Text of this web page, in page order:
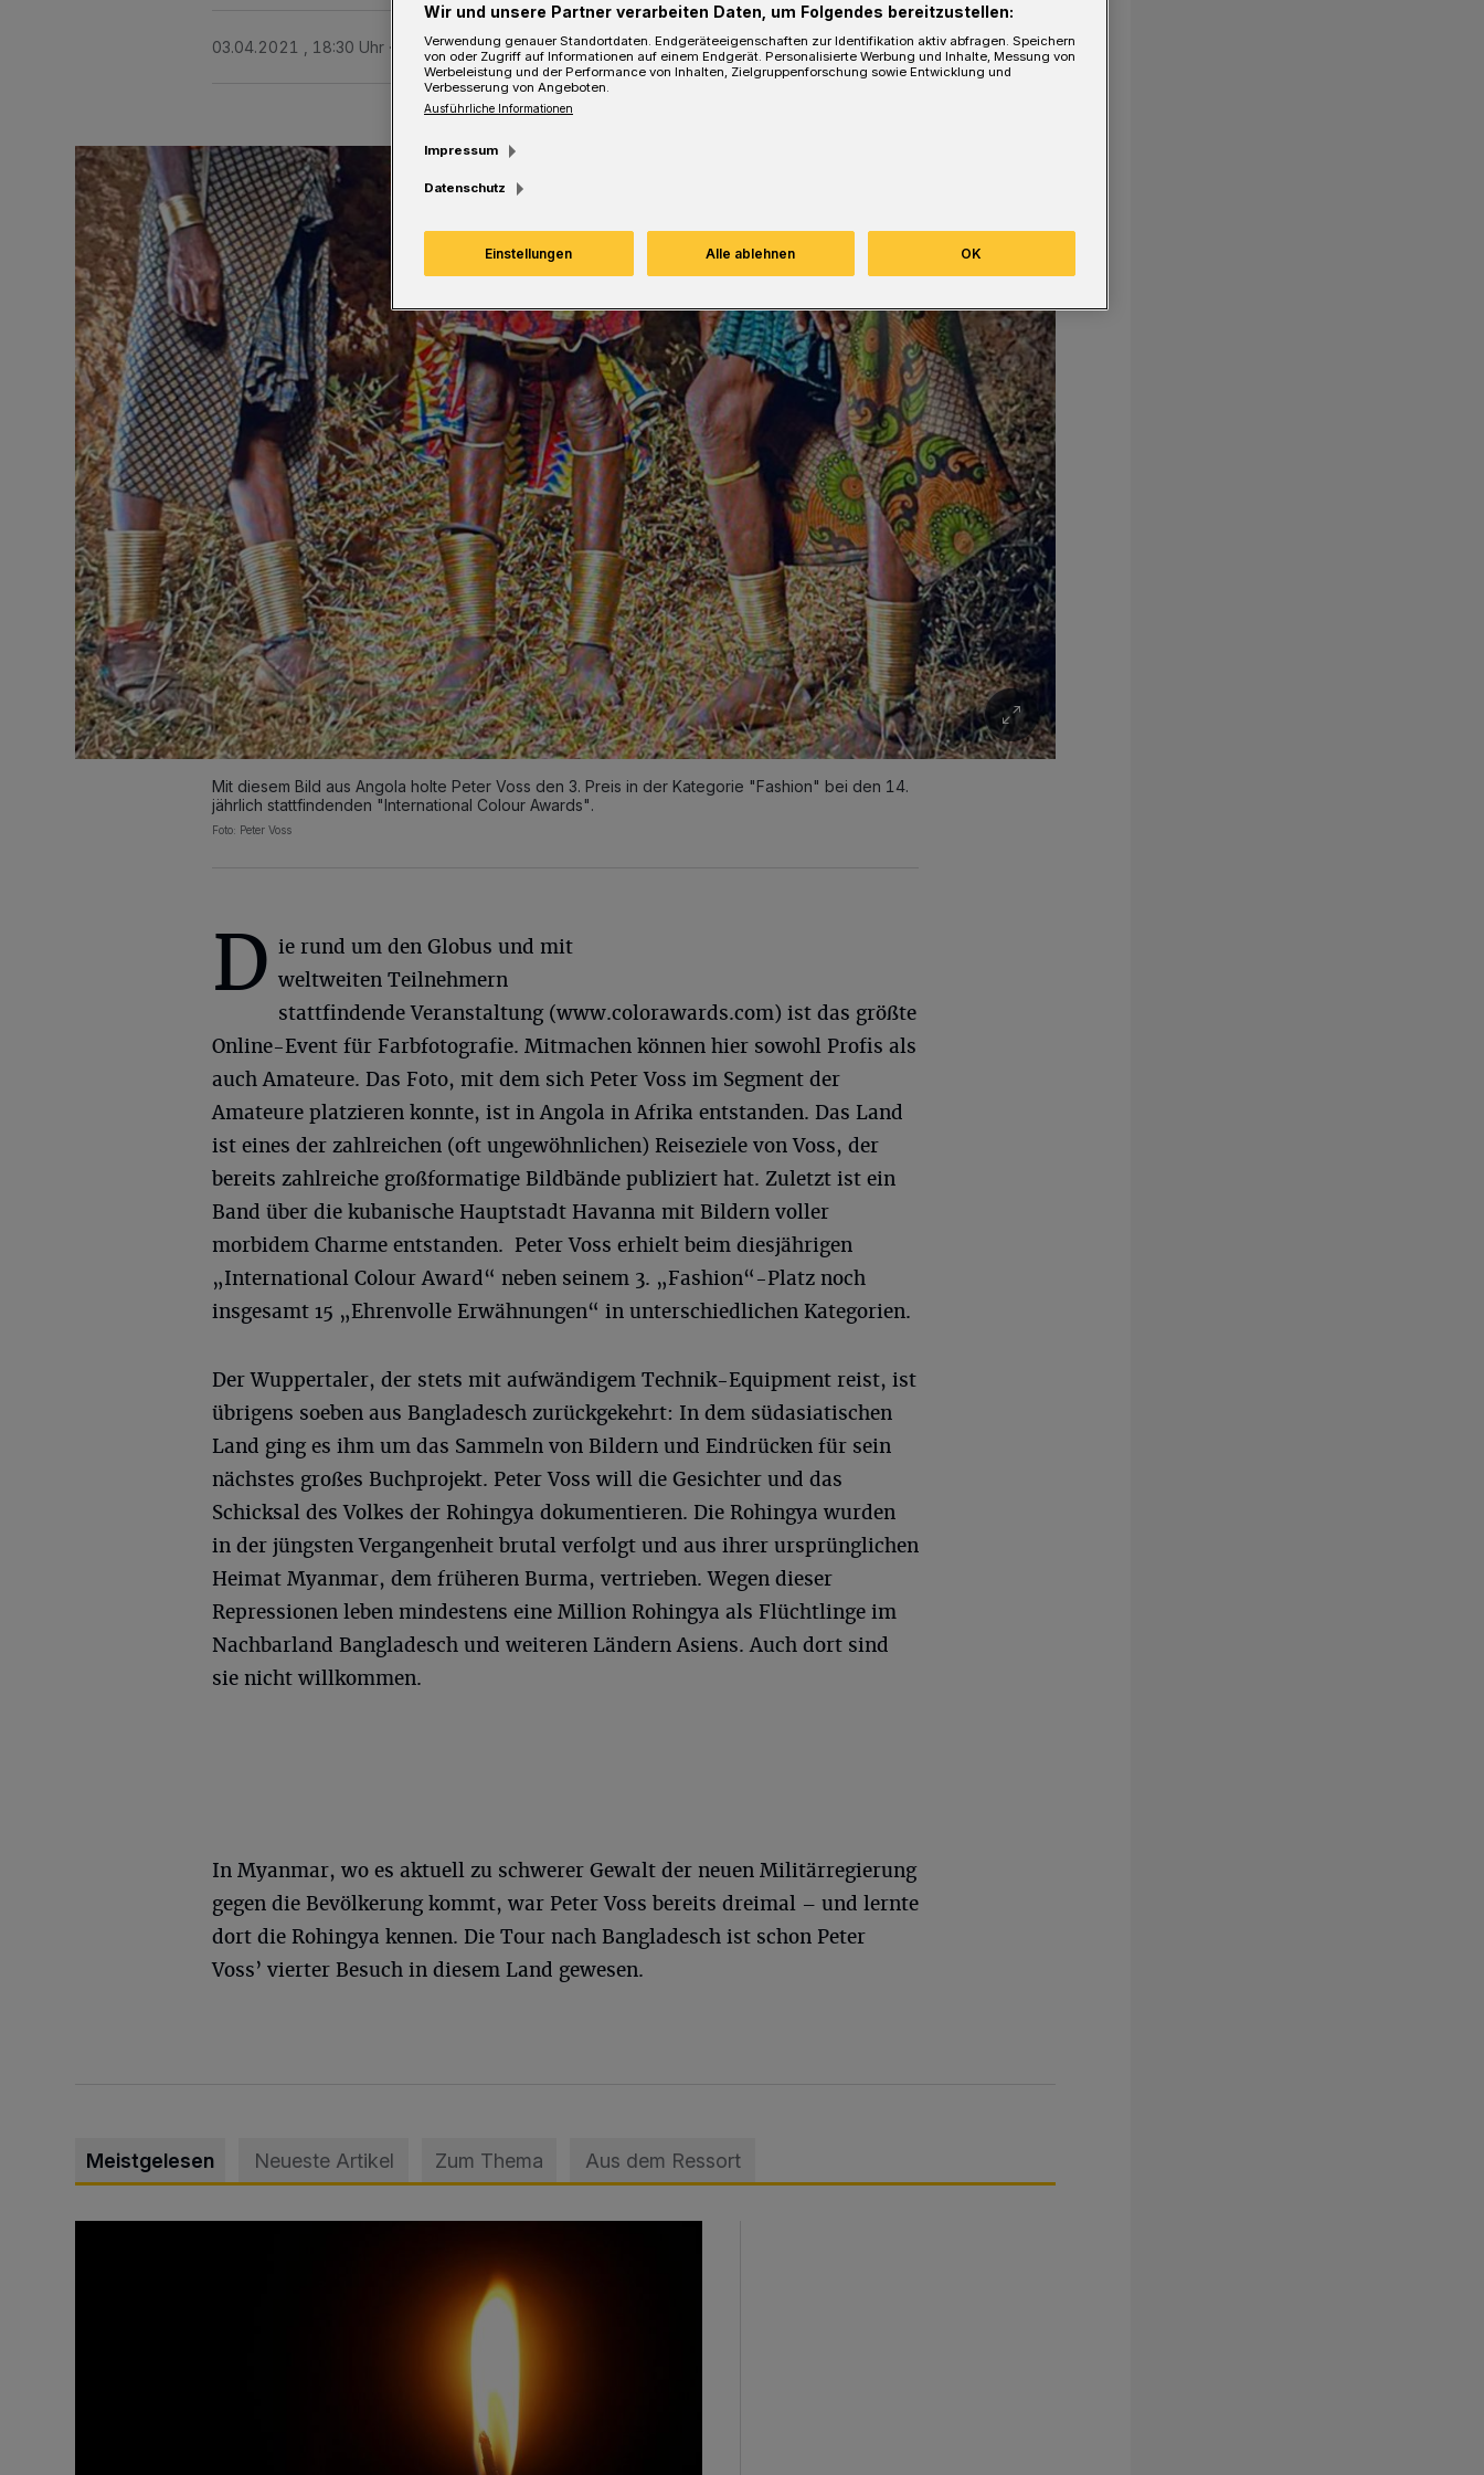
03.04.2021 , 18:30 Uhr Eine Minute Lesezeit
Mit diesem Bild aus Angola holte Peter Voss den 3. Preis in der Kategorie "Fashion" bei den 14.
jährlich stattfindenden "International Colour Awards".
Foto: Peter Voss
D ie rund um den Globus und mit
weltweiten Teilnehmern
stattfindende Veranstaltung (www.colorawards.com) ist das größte
Online-Event für Farbfotografie. Mitmachen können hier sowohl Profis als
auch Amateure. Das Foto, mit dem sich Peter Voss im Segment der
Amateure platzieren konnte, ist in Angola in Afrika entstanden. Das Land
ist eines der zahlreichen (oft ungewöhnlichen) Reiseziele von Voss, der
bereits zahlreiche großformatige Bildbände publiziert hat. Zuletzt ist ein
Band über die kubanische Hauptstadt Havanna mit Bildern voller
morbidem Charme entstanden. Peter Voss erhielt beim diesjährigen
„International Colour Award“ neben seinem 3. „Fashion“-Platz noch
insgesamt 15 „Ehrenvolle Erwähnungen“ in unterschiedlichen Kategorien.
Der Wuppertaler, der stets mit aufwändigem Technik-Equipment reist, ist
übrigens soeben aus Bangladesch zurückgekehrt: In dem südasiatischen
Land ging es ihm um das Sammeln von Bildern und Eindrücken für sein
nächstes großes Buchprojekt. Peter Voss will die Gesichter und das
Schicksal des Volkes der Rohingya dokumentieren. Die Rohingya wurden
in der jüngsten Vergangenheit brutal verfolgt und aus ihrer ursprünglichen
Heimat Myanmar, dem früheren Burma, vertrieben. Wegen dieser
Repressionen leben mindestens eine Million Rohingya als Flüchtlinge im
Nachbarland Bangladesch und weiteren Ländern Asiens. Auch dort sind
sie nicht willkommen.
In Myanmar, wo es aktuell zu schwerer Gewalt der neuen Militärregierung
gegen die Bevölkerung kommt, war Peter Voss bereits dreimal – und lernte
dort die Rohingya kennen. Die Tour nach Bangladesch ist schon Peter
Voss’ vierter Besuch in diesem Land gewesen.
Meistgelesen Neueste Artikel Zum Thema Aus dem Ressort
Wir und unsere Partner verarbeiten Daten, um Folgendes bereitzustellen:
Verwendung genauer Standortdaten. Endgeräteeigenschaften zur Identifikation aktiv abfragen. Speichern
von oder Zugriff auf Informationen auf einem Endgerät. Personalisierte Werbung und Inhalte, Messung von
Werbeleistung und der Performance von Inhalten, Zielgruppenforschung sowie Entwicklung und
Verbesserung von Angeboten.
Ausführliche Informationen
Impressum
Datenschutz
Einstellungen Alle ablehnen OK